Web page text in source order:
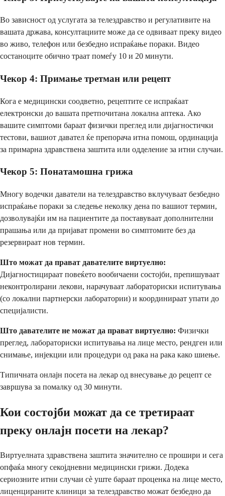
Во зависност од услугата за телездравство и регулативите на
вашата држава, консултациите може да се одвиваат преку видео
во живо, телефон или безбедно испраќање пораки. Видео
состаноците обично траат помеѓу 10 и 20 минути.
Чекор 4: Примање третман или рецепт
Кога е медицински соодветно, рецептите се испраќаат
електронски до вашата претпочитана локална аптека. Ако
вашите симптоми бараат физички преглед или дијагностички
тестови, вашиот давател ќе препорача итна помош, ординација
за примарна здравствена заштита или одделение за итни случаи.
Чекор 5: Понатамошна грижа
Многу водечки даватели на телездравство вклучуваат безбедно
испраќање пораки за следење неколку дена по вашиот термин,
дозволувајќи им на пациентите да поставуваат дополнителни
прашања или да пријават промени во симптомите без да
резервираат нов термин.
Што можат да прават давателите виртуелно:
Дијагностицираат повеќето вообичаени состојби, препишуваат
неконтролирани лекови, нарачуваат лабораториски испитувања
(со локални партнерски лаборатории) и координираат упати до
специјалисти.
Што давателите не можат да прават виртуелно: Физички
преглед, лабораториски испитувања на лице место, рендген или
снимање, инјекции или процедури од рака на рака како шиење.
Типичната онлајн посета на лекар од внесување до рецепт се
завршува за помалку од 30 минути.
Кои состојби можат да се третираат
преку онлајн посети на лекар?
Виртуелната здравствена заштита значително се прошири и сега
опфаќа многу секојдневни медицински грижи. Додека
сериозните итни случаи сè уште бараат проценка на лице место,
лиценцираните клиници за телездравство можат безбедно да